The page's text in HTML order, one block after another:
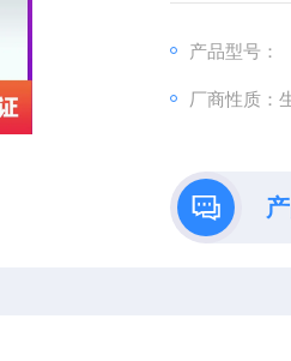
产品型号：
厂商性质：